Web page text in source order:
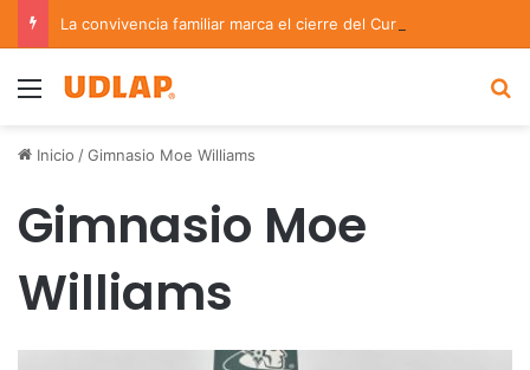
Menu
Inicio /Gimnasio Moe Williams
Gimnasio Moe
Williams